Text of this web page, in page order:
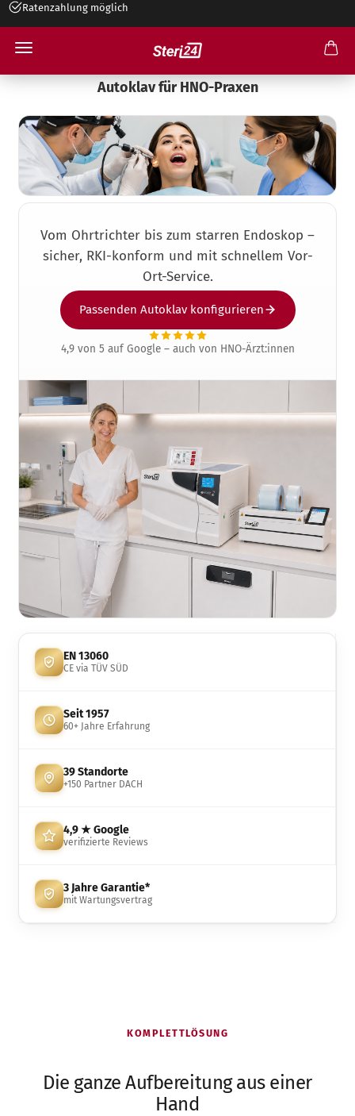
Ratenzahlung möglich
+49 545 26 34 99 30
Autoklav für HNO-Praxen
Vom Ohrtrichter bis zum starren Endoskop –
sicher, RKI-konform und mit schnellem Vor-
Ort-Service.
Passenden Autoklav konfigurieren
4,9 von 5 auf Google – auch von HNO-Ärzt:innen
EN 13060
CE via TÜV SÜD
Seit 1957
60+ Jahre Erfahrung
39 Standorte
+150 Partner DACH
4,9 ★ Google
verifizierte Reviews
3 Jahre Garantie*
mit Wartungsvertrag
KOMPLETTLÖSUNG
Die ganze Aufbereitung aus einer
Hand